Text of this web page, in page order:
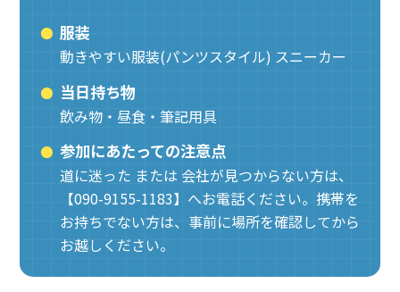
服装
動きやすい服装(パンツスタイル) スニーカー
当日持ち物
飲み物・昼食・筆記用具
参加にあたっての注意点
道に迷った または 会社が見つからない方は、
【090-9155-1183】へお電話ください。携帯を
お持ちでない方は、事前に場所を確認してから
お越しください。